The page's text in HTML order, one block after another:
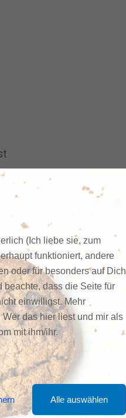
(Ich liebe sie, zum
funktioniert, andere
oder für besonders auf Dich
beachte, dass die Seite für
einwilligst. Mehr
Wer das hier liest und mir als
mit ihm/ihr.
Alle auswählen